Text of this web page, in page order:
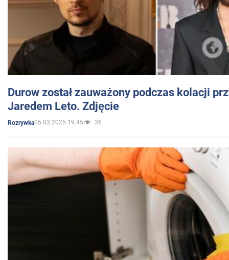
Durow został zauważony podczas kolacji
Jaredem Leto. Zdjęcie
Rozrywka05.03.2025 19:45 36